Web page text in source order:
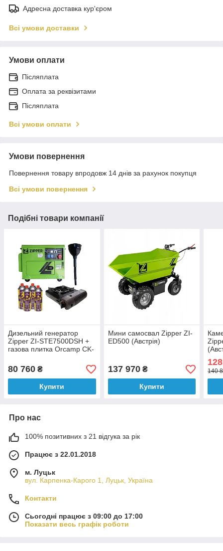
Адресна доставка кур'єром
Всі умови доставки
Умови оплати
Післяплата
Оплата за реквізитами
Післяплата
Всі умови оплати
Умови повернення
Повернення товару впродовж 14 днів за рахунок покупця
Всі умови повернення
Подібні товари компанії
Дизельний генератор
Zipper ZI-STE7500DSH +
газова плитка Orcamp CK-
400 мл
80 760 ₴
Купити
Мини самосвал Zipper ZI-
ED500 (Австрія)
137 970₴
Купити
140
Про нас
100% позитивних з 21 відгука за рік
Працює з 22.01.2018
м. Луцьк
вул. Карпенка-Карого 1, Луцьк, Україна
Контакти
Сьогодні працює з 09:00 до 17:00
Показати весь графік роботи